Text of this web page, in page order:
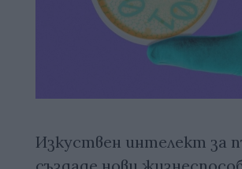
Изкуствен интелект за